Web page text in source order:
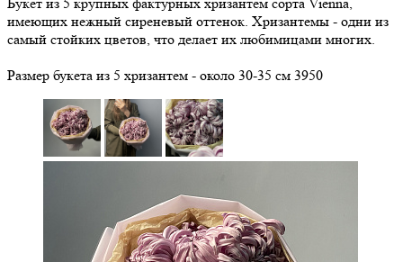
имеющих нежный сиреневый оттенок. Хризантемы - одни из
самый стойких цветов, что делает их любимицами многих.
Размер букета из 5 хризантем - около 30-35 см 3950